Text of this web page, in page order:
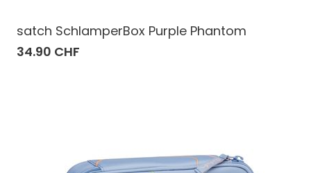
satch SchlamperBox Purple Phantom
34.90 CHF